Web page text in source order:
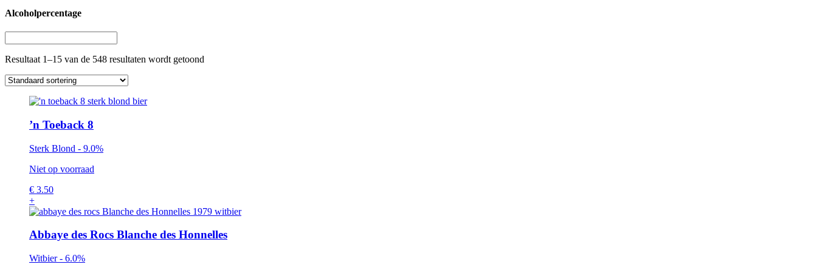
Alcoholpercentage
Resultaat 1–15 van de 548 resultaten wordt getoond
’n Toeback 8
Sterk Blond - 9.0%
Niet op voorraad
€ 3.50
+
Abbaye des Rocs Blanche des Honnelles
Witbier - 6.0%